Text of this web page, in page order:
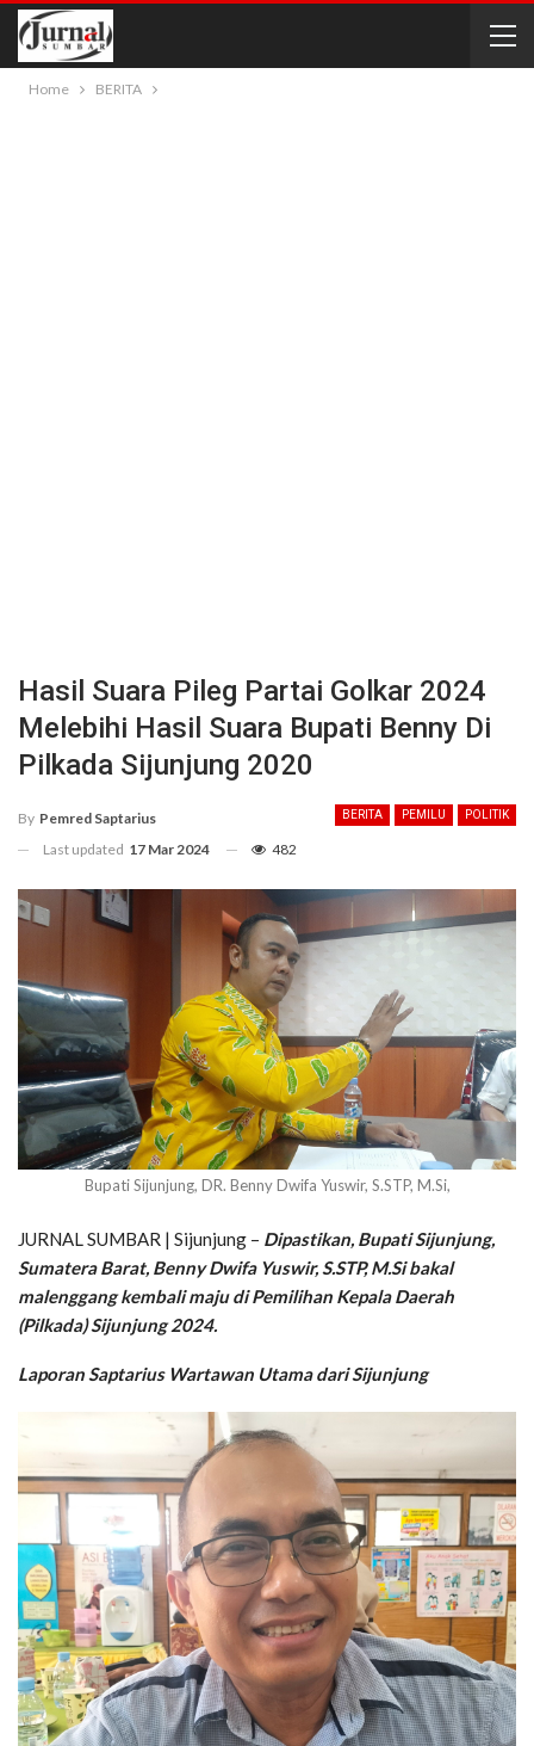
Home BERITA
Hasil Suara Pileg Partai Golkar 2024
Melebihi Hasil Suara Bupati Benny Di
Pilkada Sijunjung 2020
BERITA PEMILU POLITIK
By Pemred Saptarius
Last updated 17 Mar 2024 482
Bupati Sijunjung, DR. Benny Dwifa Yuswir, S.STP, M.Si,
JURNAL SUMBAR | Sijunjung – Dipastikan, Bupati Sijunjung,
Sumatera Barat, Benny Dwifa Yuswir, S.STP, M.Si bakal
malenggang kembali maju di Pemilihan Kepala Daerah
(Pilkada) Sijunjung 2024.
Laporan Saptarius Wartawan Utama dari Sijunjung